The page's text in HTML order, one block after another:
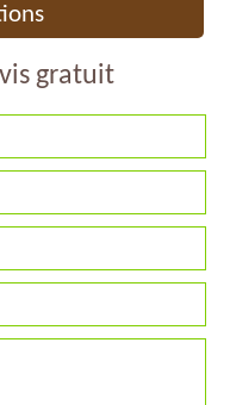
gratuit